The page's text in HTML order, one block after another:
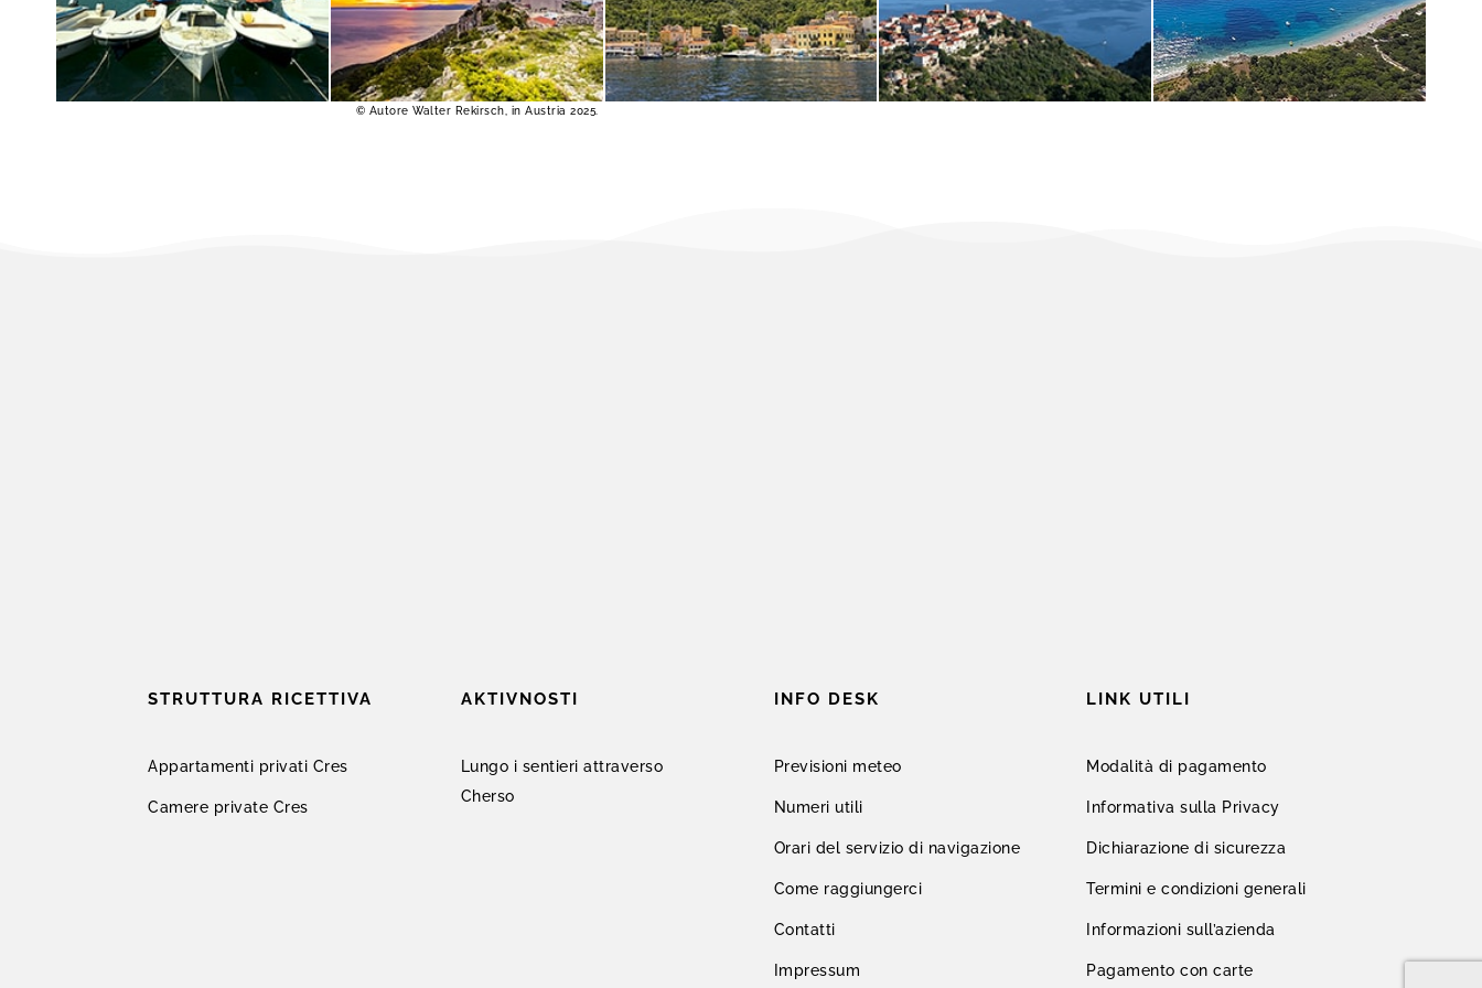
SCOPRI DI PIÙ SCOPRI DI PIÙ
© Autore Walter Rekirsch, in Austria 2025.
SCOPRI DI PIÙ
SCOPRI DI PIÙ SCOPRI DI PIÙ
STRUTTURA RICETTIVA
Appartamenti privati Cres
Camere private Cres
AKTIVNOSTI
Lungo i sentieri attraverso
Cherso
INFO DESK
Previsioni meteo
Numeri utili
Orari del servizio di navigazione
Come raggiungerci
Contatti
Impressum
LINK UTILI
Modalità di pagamento
Informativa sulla Privacy
Dichiarazione di sicurezza
Termini e condizioni generali
Informazioni sull’azienda
Pagamento con carte